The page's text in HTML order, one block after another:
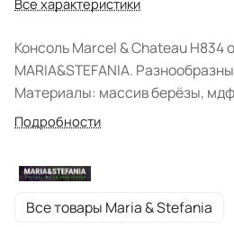
Все характеристики
Консоль Marcel & Chateau H834
MARIA&STEFANIA.
Материалы: массив берёзы,
Подробности
Все товары Maria & Stefania